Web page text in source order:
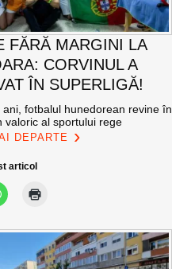
FĂRĂ MARGINI LA
CORVINUL A
ÎN SUPERLIGĂ!
ani, fotbalul hunedorean revine în
valoric al sportului rege
DEPARTE
articol